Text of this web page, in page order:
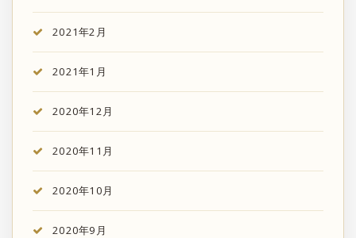
2021年2月
2021年1月
2020年12月
2020年11月
2020年10月
2020年9月